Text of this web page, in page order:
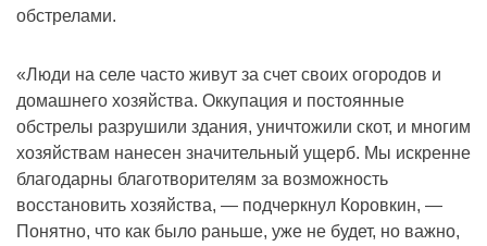
обстрелами.
«Люди на селе часто живут за счет своих огородов и
домашнего хозяйства. Оккупация и постоянные
обстрелы разрушили здания, уничтожили скот, и многим
хозяйствам нанесен значительный ущерб. Мы искренне
благодарны благотворителям за возможность
восстановить хозяйства, — подчеркнул Коровкин, —
Понятно, что как было раньше, уже не будет, но важно,